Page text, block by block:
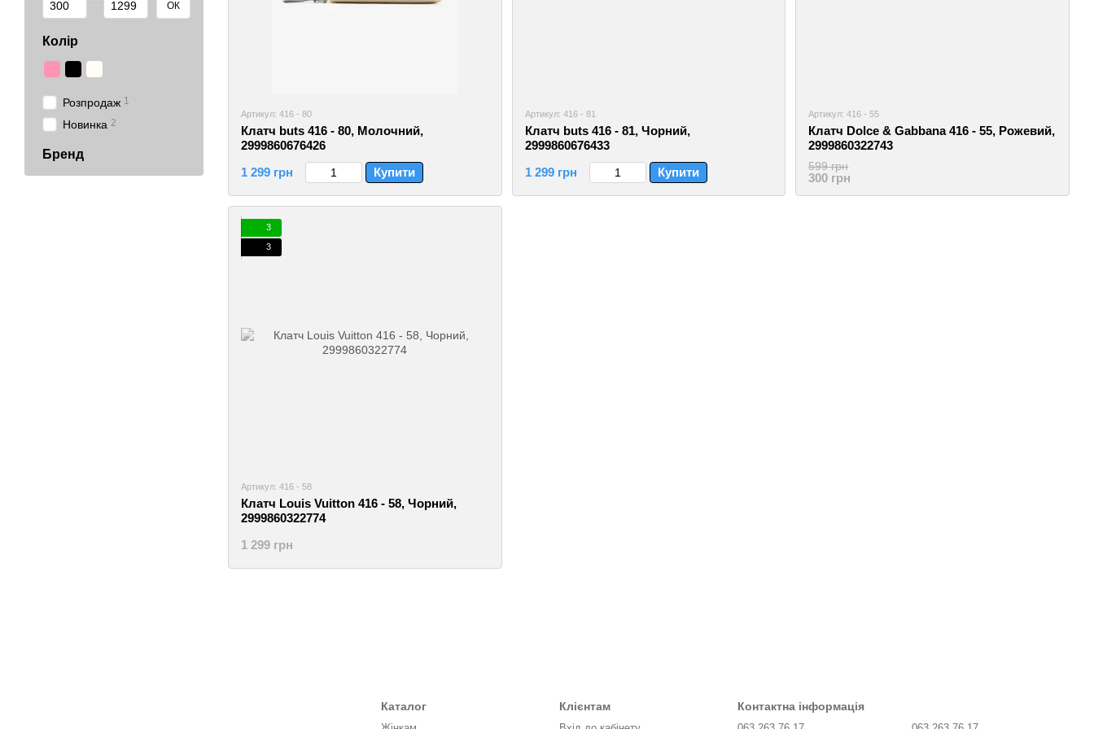
Артикул: 416 - 80
Клатч buts 416 - 80, Молочний,
2999860676426
1 299 грн
Купити
Артикул: 416 - 81
Клатч buts 416 - 81, Чорний,
2999860676433
1 299 грн
Купити
Артикул: 416 - 55
Клатч Dolce & Gabbana 416 - 55, Рожевий,
2999860322743
599 грн
300 грн
3
3
Артикул: 416 - 58
Клатч Louis Vuitton 416 - 58, Чорний,
2999860322774
1 299 грн
ОК
Колір
Розпродаж 1
Новинка 2
Бренд
Каталог Клієнтам Контактна інформація